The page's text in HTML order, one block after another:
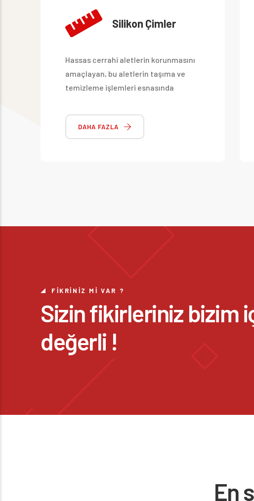
Silikon Çimler
Hassas cerrahi aletlerin korunmasını
amaçlayan, bu aletlerin taşıma ve
temizleme işlemleri esnasında
engelleyen aletlerdir
DAHA FAZLA
FIKRINIZ MI VAR ?
Sizin fikirleriniz bizim
değerli !
En